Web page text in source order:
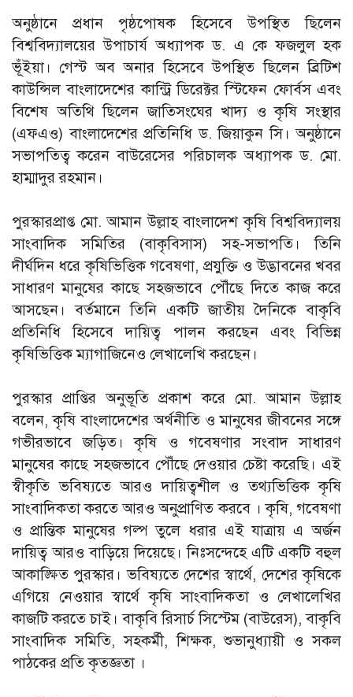
অনুষ্ঠানে প্রধান পৃষ্ঠপোষক হিসেবে উপস্থিত ছিলেন
বিশ্ববিদ্যালয়ের উপাচার্য অধ্যাপক ড. এ কে ফজলুল হক
ভূঁইয়া। গেস্ট অব অনার হিসেবে উপস্থিত ছিলেন ব্রিটিশ
কাউন্সিল বাংলাদেশের কান্ট্রি ডিরেক্টর স্টিফেন ফোর্বস এবং
বিশেষ অতিথি ছিলেন জাতিসংঘের খাদ্য ও কৃষি সংস্থার
(এফএও) বাংলাদেশের প্রতিনিধি ড. জিয়াকুন সি। অনুষ্ঠানে
সভাপতিত্ব করেন বাউরেসের পরিচালক অধ্যাপক ড. মো.
হাম্মাদুর রহমান।
পুরস্কারপ্রাপ্ত মো. আমান উল্লাহ বাংলাদেশ কৃষি বিশ্ববিদ্যালয়
সাংবাদিক সমিতির (বাকৃবিসাস) সহ-সভাপতি। তিনি
দীর্ঘদিন ধরে কৃষিভিত্তিক গবেষণা, প্রযুক্তি ও উদ্ভাবনের খবর
সাধারণ মানুষের কাছে সহজভাবে পৌঁছে দিতে কাজ করে
আসছেন। বর্তমানে তিনি একটি জাতীয় দৈনিকে বাকৃবি
প্রতিনিধি হিসেবে দায়িত্ব পালন করছেন এবং বিভিন্ন
কৃষিভিত্তিক ম্যাগাজিনেও লেখালেখি করছেন।
পুরস্কার প্রাপ্তির অনুভূতি প্রকাশ করে মো. আমান উল্লাহ
বলেন, কৃষি বাংলাদেশের অর্থনীতি ও মানুষের জীবনের সঙ্গে
গভীরভাবে জড়িত। কৃষি ও গবেষণার সংবাদ সাধারণ
মানুষের কাছে সহজভাবে পৌঁছে দেওয়ার চেষ্টা করেছি। এই
স্বীকৃতি ভবিষ্যতে আরও দায়িত্বশীল ও তথ্যভিত্তিক কৃষি
সাংবাদিকতা করতে আরও অনুপ্রাণিত করবে । কৃষি, গবেষণা
ও প্রান্তিক মানুষের গল্প তুলে ধরার এই যাত্রায় এ অর্জন
দায়িত্ব আরও বাড়িয়ে দিয়েছে। নিঃসন্দেহে এটি একটি বহুল
আকাঙ্ক্ষিত পুরস্কার। ভবিষ্যতে দেশের স্বার্থে, দেশের কৃষিকে
এগিয়ে নেওয়ার স্বার্থে কৃষি সাংবাদিকতা ও লেখালেখির
কাজটি করতে চাই। বাকৃবি রিসার্চ সিস্টেম (বাউরেস), বাকৃবি
সাংবাদিক সমিতি, সহকর্মী, শিক্ষক, শুভানুধ্যায়ী ও সকল
পাঠকের প্রতি কৃতজ্ঞতা ।